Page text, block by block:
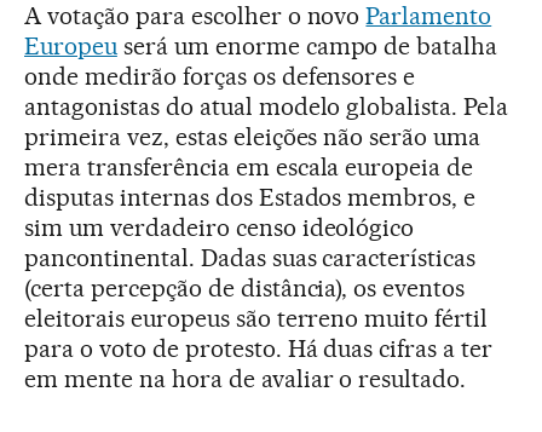
A votação para escolher o novoParlamento
Europeuserá um enorme campo de batalha
onde medirão forças os defensores e
antagonistas do atual modelo globalista. Pela
primeira vez, estas eleições não serão uma
mera transferência em escala europeia de
disputas internas dos Estados membros, e
sim um verdadeiro censo ideológico
pancontinental. Dadas suas características
(certa percepção de distância), os eventos
eleitorais europeus são terreno muito fértil
para o voto de protesto. Há duas cifras a ter
em mente na hora de avaliar o resultado.